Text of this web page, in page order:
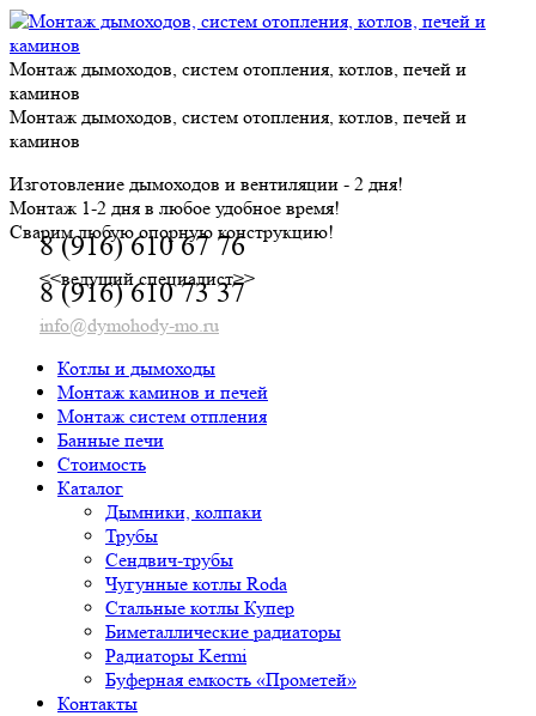
Skip
to
content
Монтаж дымоходов, систем отопления, котлов, печей и
каминов
Монтаж дымоходов, систем отопления, котлов, печей и
каминов
Изготовление дымоходов и вентиляции - 2 дня!
Монтаж 1-2 дня в любое удобное время!
Сварим любую опорную конструкцию!
8 (916) 610 67 76
<<ведущий специалист>>
8 (916) 610 73 37
info@dymohody-mo.ru
Котлы и дымоходы
Монтаж каминов и печей
Монтаж систем отпления
Банные печи
Стоимость
Каталог
Дымники, колпаки
Трубы
Сендвич-трубы
Чугунные котлы Roda
Стальные котлы Купер
Биметаллические радиаторы
Радиаторы Kermi
Буферная емкость «Прометей»
Контакты